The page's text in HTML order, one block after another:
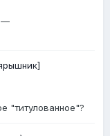
—
"титулованное"?